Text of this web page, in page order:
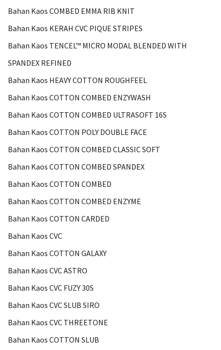
Bahan Kaos COMBED EMMA RIB KNIT
Bahan Kaos KERAH CVC PIQUE STRIPES
Bahan Kaos TENCEL™ MICRO MODAL BLENDED WITH
SPANDEX REFINED
Bahan Kaos HEAVY COTTON ROUGHFEEL
Bahan Kaos COTTON COMBED ENZYWASH
Bahan Kaos COTTON COMBED ULTRASOFT 16S
Bahan Kaos COTTON POLY DOUBLE FACE
Bahan Kaos COTTON COMBED CLASSIC SOFT
Bahan Kaos COTTON COMBED SPANDEX
Bahan Kaos COTTON COMBED
Bahan Kaos COTTON COMBED ENZYME
Bahan Kaos COTTON CARDED
Bahan Kaos CVC
Bahan Kaos COTTON GALAXY
Bahan Kaos CVC ASTRO
Bahan Kaos CVC FUZY 30S
Bahan Kaos CVC SLUB SIRO
Bahan Kaos CVC THREETONE
Bahan Kaos COTTON SLUB